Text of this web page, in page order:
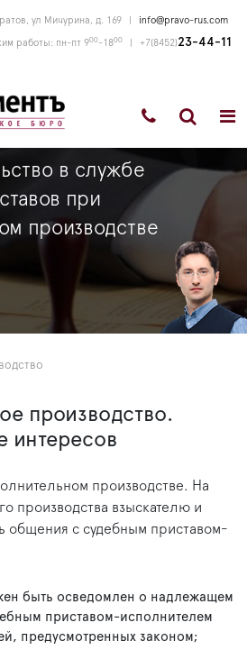
ул Мичурина, д. 169 info@pravo-rus.com
работы: пн-пт 900-1800 +7(8452)23-44-11
в службе
при
производстве
производство.
интересов
производстве. На
производства взыскателю и
общения с судебным приставом-
быть осведомлен о надлежащем
приставом-исполнителем
предусмотренных законом;